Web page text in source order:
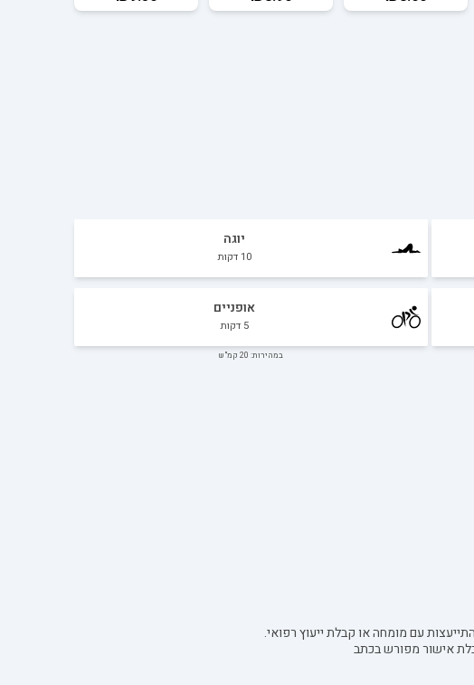
יוגה
10 דקות
אופניים
5 דקות
במהירות: 20 קמ"ש
עם מומחה או קבלת ייעוץ רפואי.
אישור מפורש בכתב